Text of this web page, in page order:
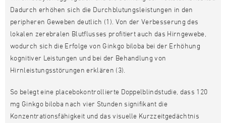
Dadurch erhöhen sich die Durchblutungsleistungen in den
peripheren Geweben deutlich (1). Von der Verbesserung des
lokalen zerebralen Blutflusses profitiert auch das Hirngewebe,
wodurch sich die Erfolge von Ginkgo biloba bei der Erhöhung
kognitiver Leistungen und bei der Behandlung von
Hirnleistungsstörungen erklären (3).
So belegt eine placebokontrollierte Doppelblindstudie, dass 120
mg Ginkgo biloba nach vier Stunden signifikant die
Konzentrationsfähigkeit und das visuelle Kurzzeitgedächtnis